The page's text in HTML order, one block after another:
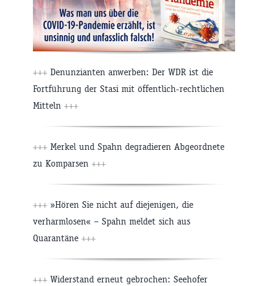
+++ Denunzianten anwerben: Der WDR ist die
Fortführung der Stasi mit öffentlich-rechtlichen
Mitteln +++
+++ Merkel und Spahn degradieren Abgeordnete
zu Komparsen +++
+++ »Hören Sie nicht auf diejenigen, die
verharmlosen« – Spahn meldet sich aus
Quarantäne +++
+++ Widerstand erneut gebrochen: Seehofer